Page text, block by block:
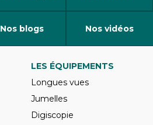
Nos blogs Nos vidéos
LES ÉQUIPEMENTS
Longues vues
Jumelles
Digiscopie